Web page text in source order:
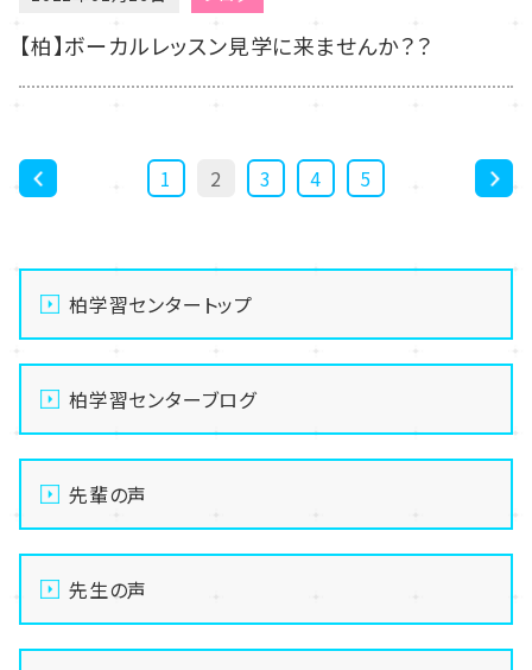
【柏】ボーカルレッスン見学に来ませんか？？
1 2 3 4
5
柏学習センタートップ
柏学習センターブログ
先輩の声
先生の声